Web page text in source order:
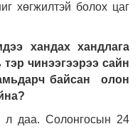
хөгжилтэй болох цаг
хандах хандлага
чинээгээрээ сайн
байсан олон
даа. Солонгосын 24